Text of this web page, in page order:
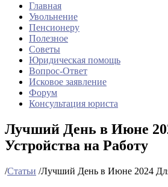
Главная
Увольнение
Пенсионеру
Полезное
Советы
Юридическая помощь
Вопрос-Ответ
Исковое заявление
Форум
Консультация юриста
Лучший День в Июне
Устройства на Работу
/Статьи /Лучший День в Июне 2024